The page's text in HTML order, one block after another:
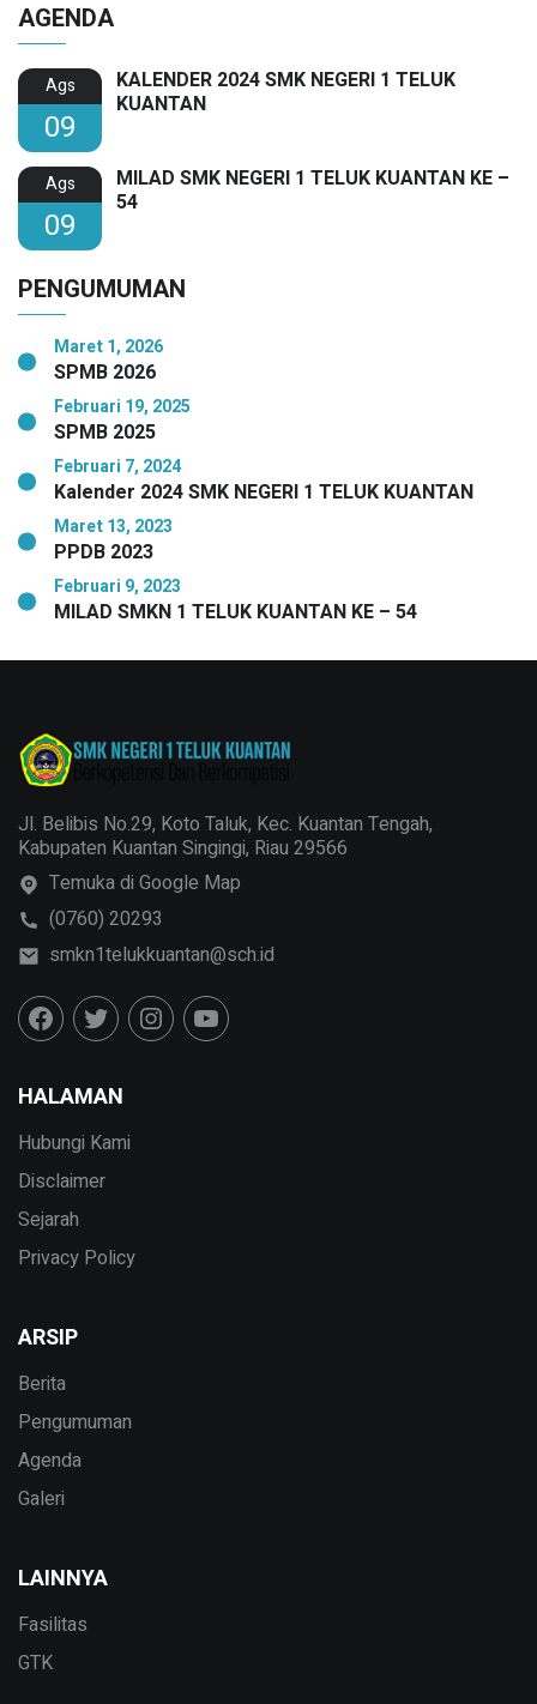
AGENDA
Ags
09
KALENDER 2024 SMK NEGERI 1 TELUK
KUANTAN
Ags
09
MILAD SMK NEGERI 1 TELUK KUANTAN KE –
54
PENGUMUMAN
Maret 1, 2026
SPMB 2026
Februari 19, 2025
SPMB 2025
Februari 7, 2024
Kalender 2024 SMK NEGERI 1 TELUK KUANTAN
Maret 13, 2023
PPDB 2023
Februari 9, 2023
MILAD SMKN 1 TELUK KUANTAN KE – 54
Jl. Belibis No.29, Koto Taluk, Kec. Kuantan Tengah,
Kabupaten Kuantan Singingi, Riau 29566
Temuka di Google Map
(0760) 20293
smkn1telukkuantan@sch.id
HALAMAN
Hubungi Kami
Disclaimer
Sejarah
Privacy Policy
ARSIP
Berita
Pengumuman
Agenda
Galeri
LAINNYA
Fasilitas
GTK